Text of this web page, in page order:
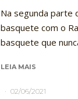
Na segunda parte
basquete com o
basquete que
LEIA MAIS
· 02/06/2021